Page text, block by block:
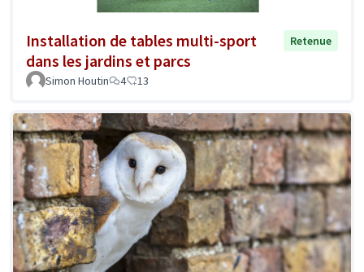
Installation de tables multi-sport
dans les jardins et parcs
Retenue
Simon Houtin 4 13